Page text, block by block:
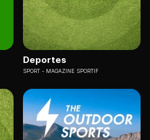
Deportes
SPORT MAGAZINE SPORTIF